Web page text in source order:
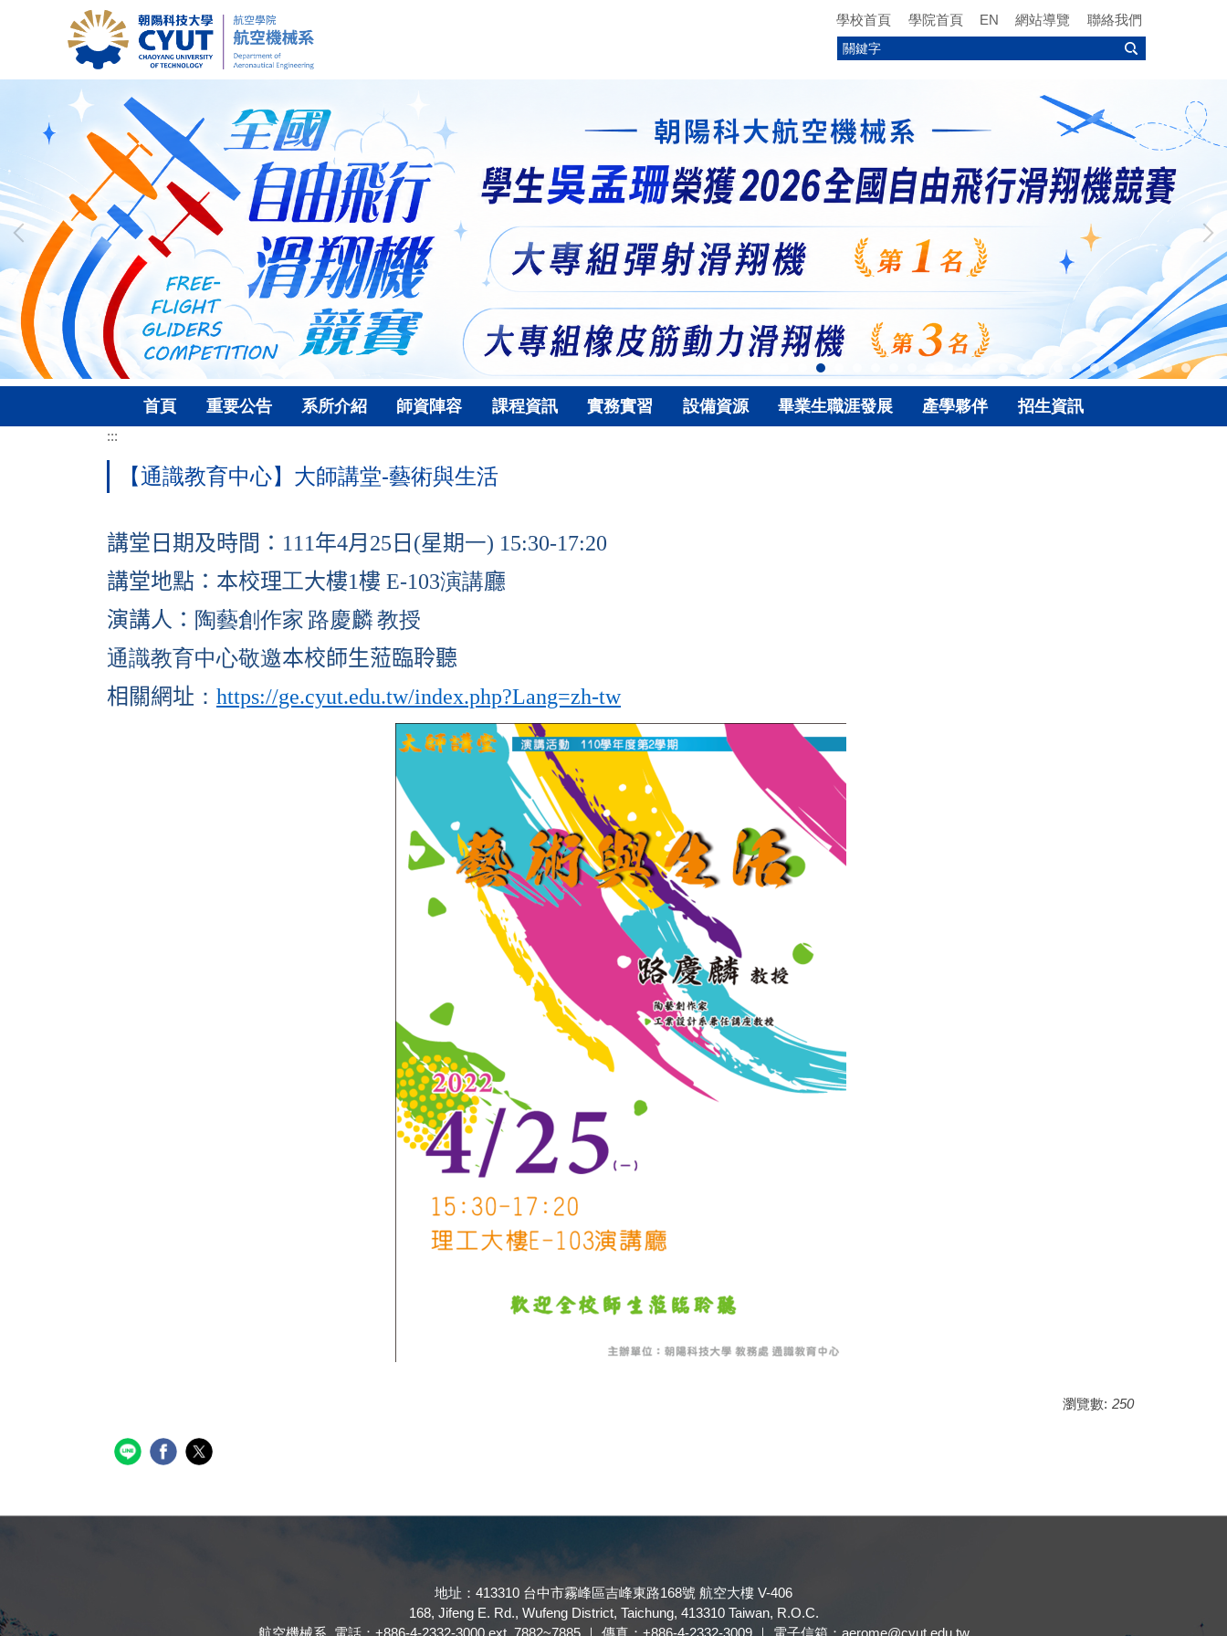
學校首頁 學院首頁 EN 網站導覽 聯絡我們
首頁 重要公告 系所介紹 師資陣容 課程資訊 實務實習 設備資源 畢業生職涯發展 產學夥伴 招生資訊
:::
【通識教育中心】大師講堂-藝術與生活
講堂日期及時間： 111年4月 25 日 (星期一) 15:30-17:20
講堂地點：本校理工大樓1樓 E-103演講廳
演講人： 陶藝創作家 路慶麟教授
通識教育中心敬邀本校師生蒞臨聆聽
相關網址 ： https://ge.cyut.edu.tw/index.php?Lang=zh-tw
瀏覽數: 250
地址：413310 台中市霧峰區吉峰東路168號 航空大樓 V-406
168, Jifeng E. Rd., Wufeng District, Taichung, 413310 Taiwan, R.O.C.
航空機械系 電話：+886-4-2332-3000 ext. 7882~7885 ｜ 傳真：+886-4-2332-3009 ｜ 電子信箱：aerome@cyut.edu.tw